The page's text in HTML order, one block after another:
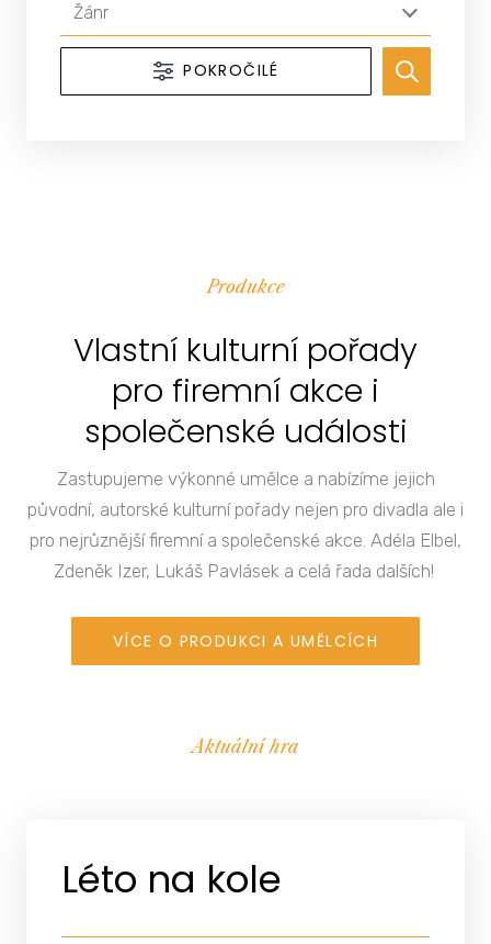
Žánr
POKROČILÉ
Produkce
Vlastní kulturní pořady
pro firemní akce i
společenské události
Zastupujeme výkonné umělce a nabízíme jejich
původní, autorské kulturní pořady nejen pro divadla ale i
pro nejrůznější firemní a společenské akce. Adéla Elbel,
Zdeněk Izer, Lukáš Pavlásek a celá řada dalších!
VÍCE O PRODUKCI A UMĚLCÍCH
Aktuální hra
Léto na kole